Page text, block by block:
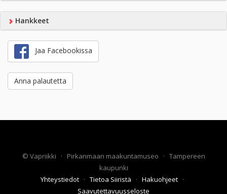
Hankkeet
Jaa Facebookissa
Anna palautetta
© Vapriikki · Pirkanmaan maakuntamuseo · Tampereen
kaupunki
Yhteystiedot · Tietoa Siiristä · Hakuohjeet ·
Saavutettavuusseloste